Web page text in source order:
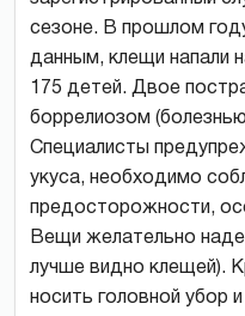
сезоне. В прошлом
данным, клещи напали
175 детей. Двое
боррелиозом
Специалисты
укуса, необходимо
предосторожности,
Вещи желательно
лучше видно клещей).
носить головной убор